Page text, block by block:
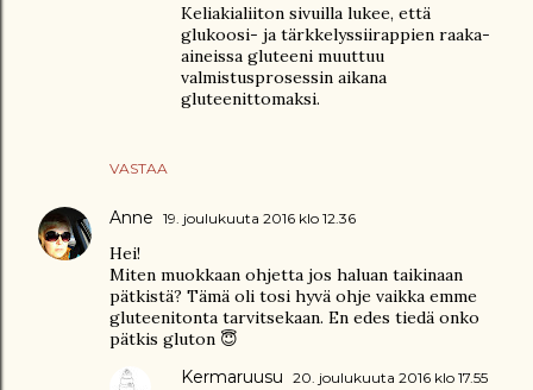
VASTAA
Keliakialiiton sivuilla lukee, että
glukoosi- ja tärkkelyssiirappien raaka-
aineissa gluteeni muuttuu
valmistusprosessin aikana
gluteenittomaksi.
Anne 19. joulukuuta 2016 klo 12.36
Hei!
Miten muokkaan ohjetta jos haluan taikinaan
pätkistä? Tämä oli tosi hyvä ohje vaikka emme
gluteenitonta tarvitsekaan. En edes tiedä onko
pätkis gluton 😇
Kermaruusu 20. joulukuuta 2016 klo 17.55